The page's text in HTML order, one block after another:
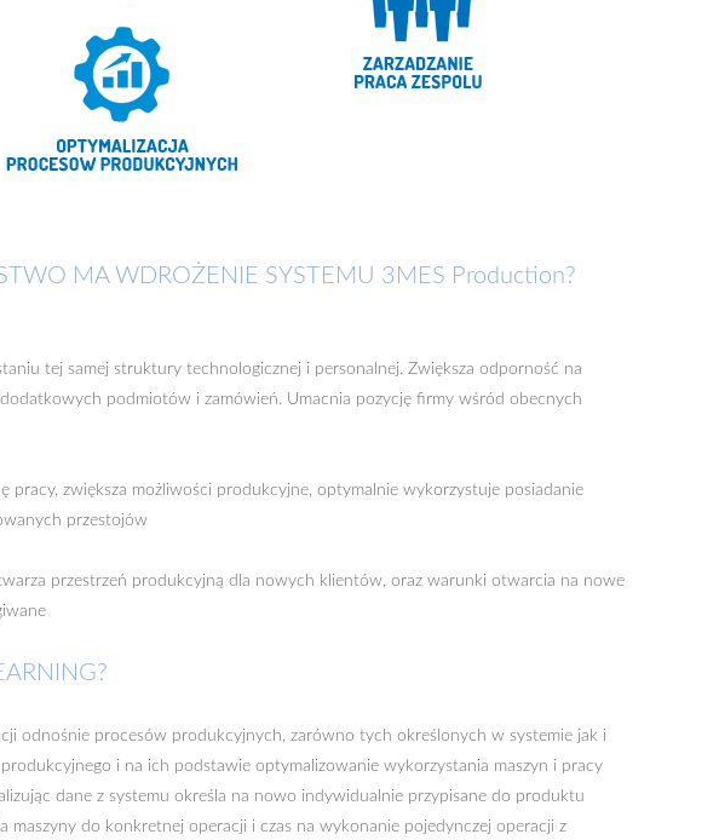
MA WDROŻENIE SYSTEMU 3MES Production?
tej samej struktury technologicznej i personalnej. Zwiększa odporność na
podmiotów i zamówień. Umacnia pozycję firmy wśród obecnych
pracy, zwiększa możliwości produkcyjne, optymalnie wykorzystuje posiadanie
przestojów
przestrzeń produkcyjną dla nowych klientów, oraz warunki otwarcia na nowe
odnośnie procesów produkcyjnych, zarówno tych określonych w systemie jak i
i na ich podstawie optymalizowanie wykorzystania maszyn i pracy
dane z systemu określa na nowo indywidualnie przypisane do produktu
maszyny do konkretnej operacji i czas na wykonanie pojedynczej operacji z